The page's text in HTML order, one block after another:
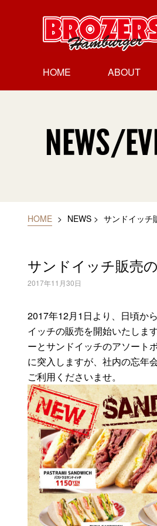
HOME ABOUT
NEWS/
HOME > NEWS > サンドイッチ
サンドイッチ販売
2017年11月30日
2017年12月1日より、日頃か
イッチの販売を開始いたしま
ーとサンドイッチのアソート
に突入しますが、社内の忘年
ご利用くださいませ。